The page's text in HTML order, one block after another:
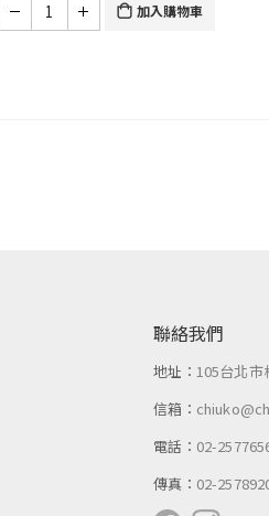
加入購物車
聯絡我們
地址：105台北市
信箱：
電話： 02-
傳真： 02-